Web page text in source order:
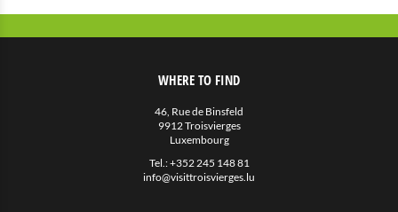
WHERE TO FIND
46, Rue de Binsfeld
9912 Troisvierges
Luxembourg
Tel.:+352 245 148 81
info@visittroisvierges.lu